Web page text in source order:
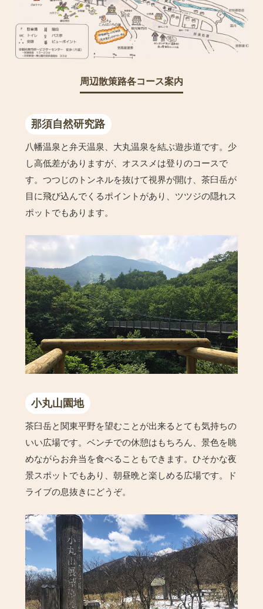
周辺散策路各コース案内
那須自然研究路
八幡温泉と弁天温泉、大丸温泉を結ぶ遊歩道です。少
し高低差がありますが、オススメは登りのコースで
す。つつじのトンネルを抜けて視界が開け、茶臼岳が
目に飛び込んでくるポイントがあり、ツツジの隠れス
ポットでもあります。
小丸山園地
茶臼岳と関東平野を望むことが出来るとても気持ちの
いい広場です。ベンチでの休憩はもちろん、景色を眺
めながらお弁当を食べることもできます。ひそかな夜
景スポットでもあり、朝昼晩と楽しめる広場です。ド
ライブの息抜きにどうぞ。